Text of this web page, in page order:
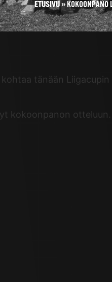
ETUSIVU»
tänään
kokoonpanon otteluun.